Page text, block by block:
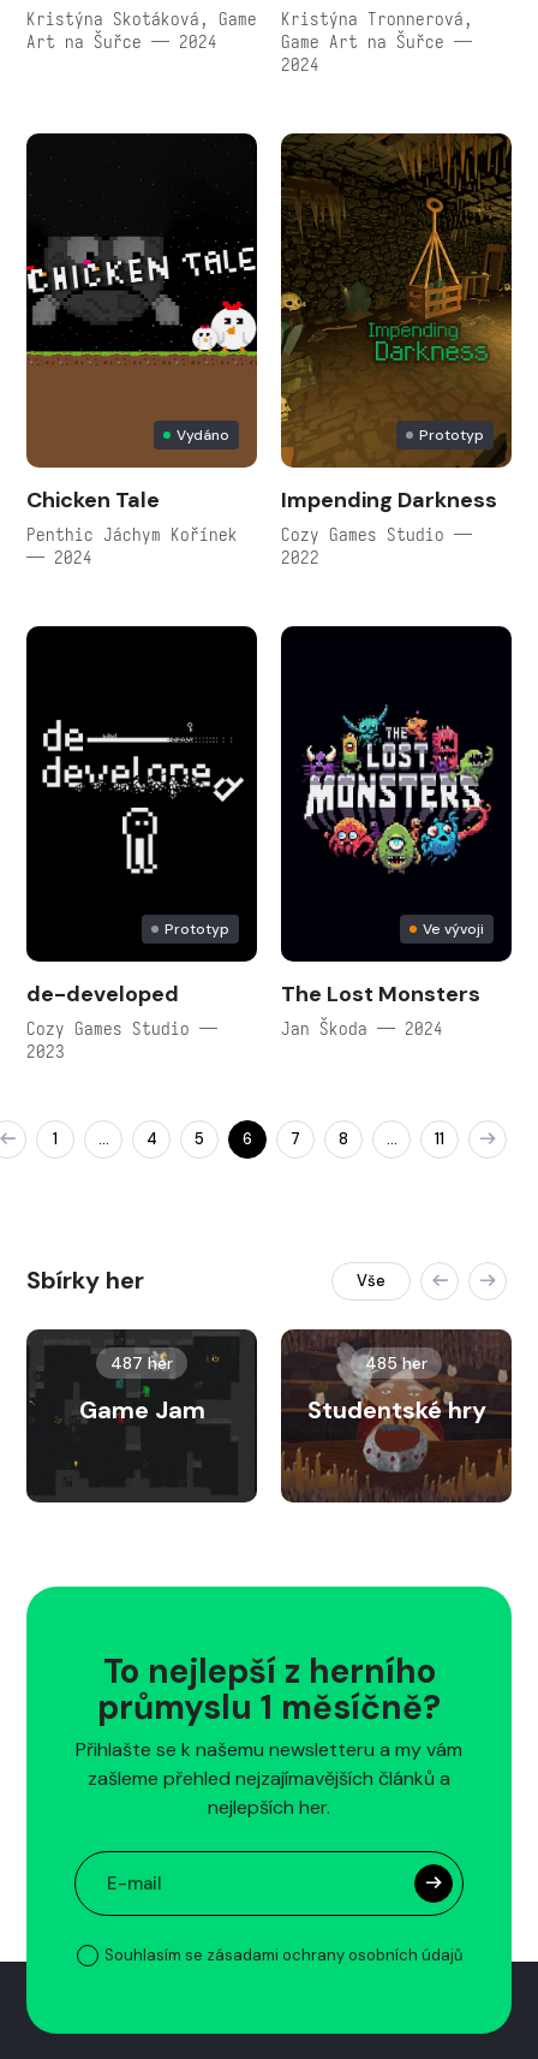
Kristýna Skotáková, Game
Art na Šuřce — 2024
Kristýna Tronnerová,
Game Art na Šuřce —
2024
Vydáno
Chicken Tale
Penthic Jáchym Kořínek
— 2024
Prototyp
Impending Darkness
Cozy Games Studio —
2022
Prototyp
de-developed
Cozy Games Studio —
2023
Ve vývoji
The Lost Monsters
Jan Škoda — 2024
1 … 4 5 6 7 8 … 11
Sbírky her Vše
487 her
Game Jam
485 her
Studentské hry
To nejlepší z herního
průmyslu 1 měsíčně?
Přihlašte se k našemu newsletteru a my vám
zašleme přehled nejzajímavějších článků a
nejlepších her.
Souhlasím se zásadami ochrany osobních údajů